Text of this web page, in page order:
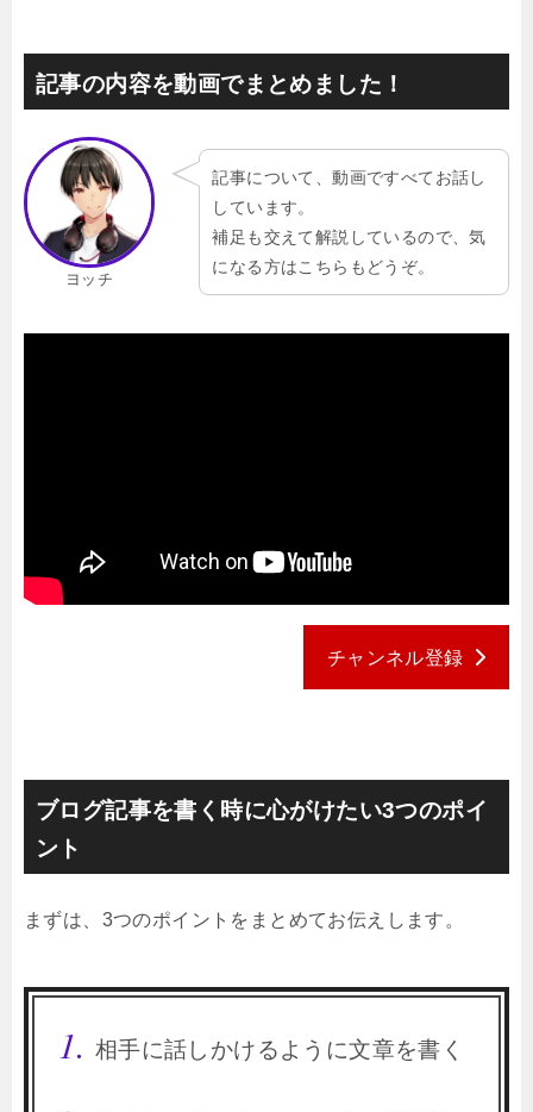
記事の内容を動画でまとめました！
ヨッチ
記事について、動画ですべてお話し
しています。
補足も交えて解説しているので、気
になる方はこちらもどうぞ。
チャンネル登録
ブログ記事を書く時に心がけたい3つのポイ
ント
まずは、3つのポイントをまとめてお伝えします。
相手に話しかけるように文章を書く